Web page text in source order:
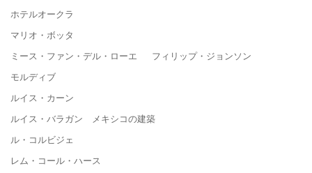
ホテルオークラ
マリオ・ボッタ
ミース・ファン・デル・ローエ フィリップ・ジョンソン
モルディブ
ルイス・カーン
ルイス・バラガン メキシコの建築
ル・コルビジェ
レム・コール・ハース